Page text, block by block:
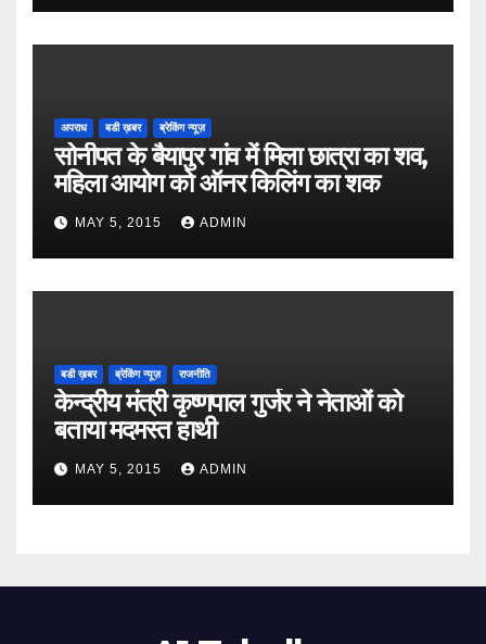
अपराध बडी ख़बर ब्रेकिंग न्यूज़
सोनीपत के बैयापुर गांव में मिला छात्रा का शव,
महिला आयोग को ऑनर किलिंग का शक
MAY 5, 2015 ADMIN
बडी ख़बर ब्रेकिंग न्यूज़ राजनीति
केन्द्रीय मंत्री कृष्णपाल गुर्जर ने नेताओं को
बताया मदमस्त हाथी
MAY 5, 2015 ADMIN